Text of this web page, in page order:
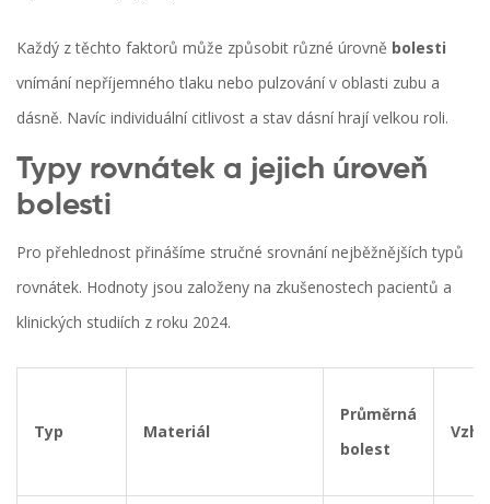
Každý z těchto faktorů může způsobit různé úrovně bolesti
vnímání nepříjemného tlaku nebo pulzování v oblasti zubu a
dásně. Navíc individuální citlivost a stav dásní hrají velkou roli.
Typy rovnátek a jejich úroveň
bolesti
Pro přehlednost přinášíme stručné srovnání nejběžnějších typů
rovnátek. Hodnoty jsou založeny na zkušenostech pacientů a
klinických studiích z roku 2024.
Typ Materiál
Průměrná
bolest